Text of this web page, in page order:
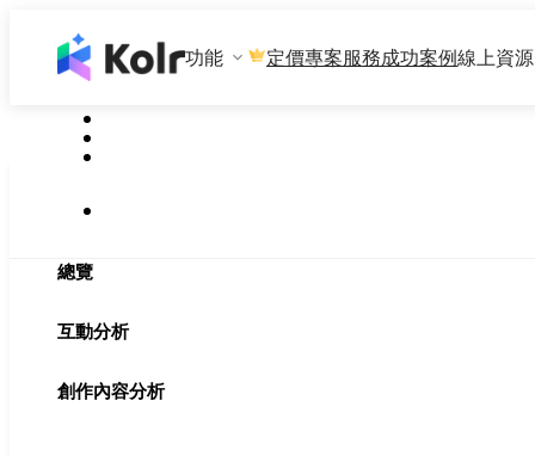
功能 定價專案服務成功案例線上資源
總覽
互動分析
創作內容分析